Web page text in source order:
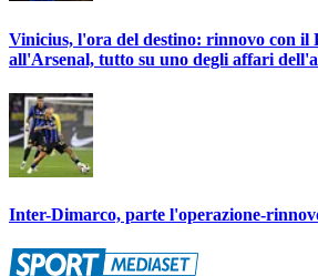
Vinicius, l'ora del destino: rinnovo con il
all'Arsenal, tutto su uno degli affari
Inter-Dimarco, parte l'operazione-